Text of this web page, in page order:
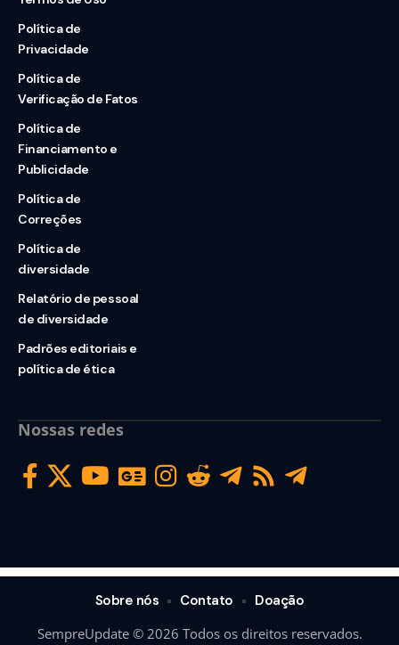
Política de
Privacidade
Política de
Verificação de Fatos
Política de
Financiamento e
Publicidade
Política de
Correções
Política de
diversidade
Relatório de pessoal
de diversidade
Padrões editoriais e
política de ética
Nossas redes
SempreUpdate © 2026 Todos os direitos reservados.
Sobre nós Contato Doação